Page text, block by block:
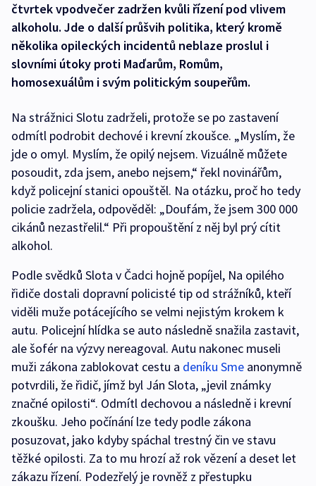
čtvrtek vpodvečer zadržen kvůli řízení pod vlivem
alkoholu. Jde o další průšvih politika, který kromě
několika opileckých incidentů neblaze proslul i
slovními útoky proti Maďarům, Romům,
homosexuálům i svým politickým soupeřům.
Na strážnici Slotu zadrželi, protože se po zastavení
odmítl podrobit dechové i krevní zkoušce. „Myslím, že
jde o omyl. Myslím, že opilý nejsem. Vizuálně můžete
posoudit, zda jsem, anebo nejsem,“ řekl novinářům,
když policejní stanici opouštěl. Na otázku, proč ho tedy
policie zadržela, odpověděl: „Doufám, že jsem 300 000
cikánů nezastřelil.“ Při propouštění z něj byl prý cítit
alkohol.
Podle svědků Slota v Čadci hojně popíjel, Na opilého
řidiče dostali dopravní policisté tip od strážníků, kteří
viděli muže potácejícího se velmi nejistým krokem k
autu. Policejní hlídka se auto následně snažila zastavit,
ale šofér na výzvy nereagoval. Autu nakonec museli
muži zákona zablokovat cestu a deníku Sme anonymně
potvrdili, že řidič, jímž byl Ján Slota, „jevil známky
značné opilosti“. Odmítl dechovou a následně i krevní
zkoušku. Jeho počínání lze tedy podle zákona
posuzovat, jako kdyby spáchal trestný čin ve stavu
těžké opilosti. Za to mu hrozí až rok vězení a deset let
zákazu řízení. Podezřelý je rovněž z přestupku